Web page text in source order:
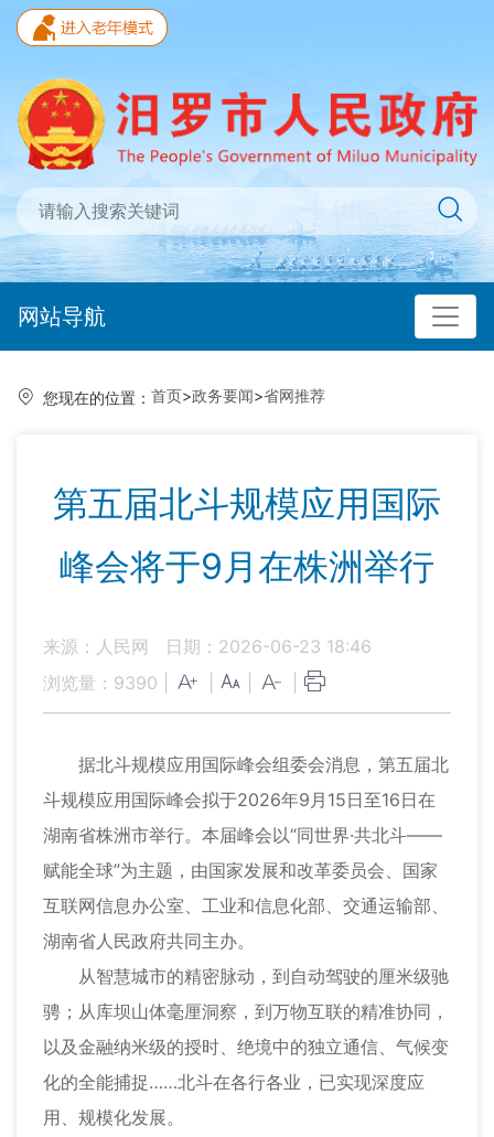
网站导航
您现在的位置： 首页>政务要闻>省网推荐
第五届北斗规模应用国际
峰会将于9月在株洲举行
来源：人民网
日期：2026-06-23 18:46
浏览量： 9390
据北斗规模应用国际峰会组委会消息，第五届北
斗规模应用国际峰会拟于2026年9月15日至16日在
湖南省株洲市举行。本届峰会以“同世界·共北斗——
赋能全球”为主题，由国家发展和改革委员会、国家
互联网信息办公室、工业和信息化部、交通运输部、
湖南省人民政府共同主办。
从智慧城市的精密脉动，到自动驾驶的厘米级驰
骋；从库坝山体毫厘洞察，到万物互联的精准协同，
以及金融纳米级的授时、绝境中的独立通信、气候变
化的全能捕捉……北斗在各行各业，已实现深度应
用、规模化发展。